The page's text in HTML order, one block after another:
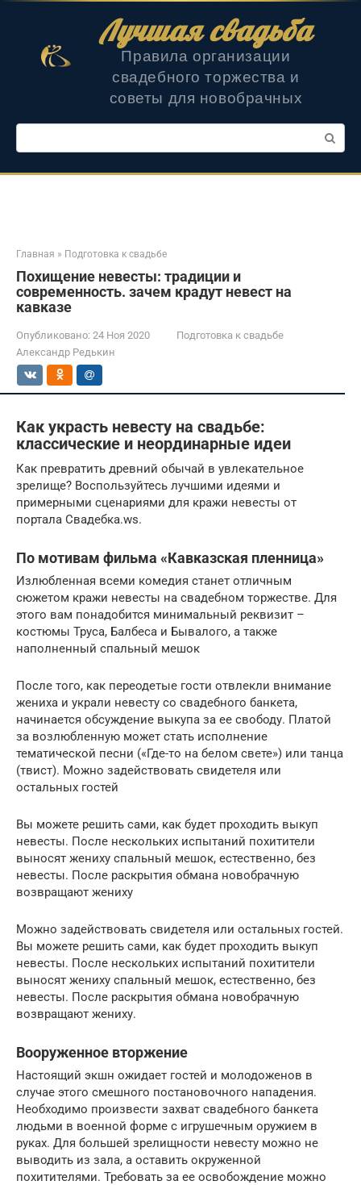
Лучшая свадьба
Правила организации
свадебного торжества и
советы для новобрачных
Поиск:
Главная » Подготовка к свадьбе
Похищение невесты: традиции и
современность. зачем крадут невест на
кавказе
Опубликовано: 24 Ноя 2020
Подготовка к свадьбе
Александр Редькин
Как украсть невесту на свадьбе:
классические и неординарные идеи
Как превратить древний обычай в увлекательное
зрелище? Воспользуйтесь лучшими идеями и
примерными сценариями для кражи невесты от
портала Свадебка.ws.
По мотивам фильма «Кавказская пленница»
Излюбленная всеми комедия станет отличным
сюжетом кражи невесты на свадебном торжестве. Для
этого вам понадобится минимальный реквизит –
костюмы Труса, Балбеса и Бывалого, а также
наполненный спальный мешок
После того, как переодетые гости отвлекли внимание
жениха и украли невесту со свадебного банкета,
начинается обсуждение выкупа за ее свободу. Платой
за возлюбленную может стать исполнение
тематической песни («Где-то на белом свете») или танца
(твист). Можно задействовать свидетеля или
остальных гостей
Вы можете решить сами, как будет проходить выкуп
невесты. После нескольких испытаний похитители
выносят жениху спальный мешок, естественно, без
невесты. После раскрытия обмана новобрачную
возвращают жениху
Можно задействовать свидетеля или остальных гостей.
Вы можете решить сами, как будет проходить выкуп
невесты. После нескольких испытаний похитители
выносят жениху спальный мешок, естественно, без
невесты. После раскрытия обмана новобрачную
возвращают жениху.
Вооруженное вторжение
Настоящий экшн ожидает гостей и молодоженов в
случае этого смешного постановочного нападения.
Необходимо произвести захват свадебного банкета
людьми в военной форме с игрушечным оружием в
руках. Для большей зрелищности невесту можно не
выводить из зала, а оставить окруженной
похитителями. Требовать за ее освобождение можно